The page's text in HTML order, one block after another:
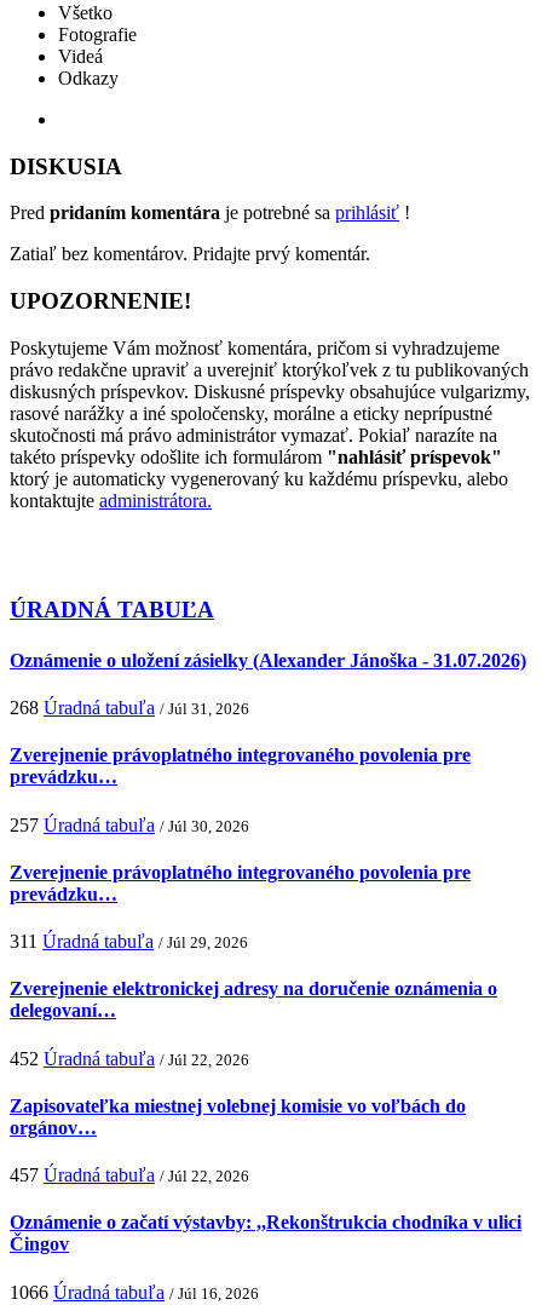
Všetko
Fotografie
Videá
Odkazy
DISKUSIA
Pred pridaním komentára je potrebné sa prihlásiť !
Zatiaľ bez komentárov. Pridajte prvý komentár.
UPOZORNENIE!
Poskytujeme Vám možnosť komentára, pričom si vyhradzujeme
právo redakčne upraviť a uverejniť ktorýkoľvek z tu publikovaných
diskusných príspevkov. Diskusné príspevky obsahujúce vulgarizmy,
rasové narážky a iné spoločensky, morálne a eticky neprípustné
skutočnosti má právo administrátor vymazať. Pokiaľ narazíte na
takéto príspevky odošlite ich formulárom "nahlásiť príspevok"
ktorý je automaticky vygenerovaný ku každému príspevku, alebo
kontaktujte administrátora.
ÚRADNÁ TABUĽA
Oznámenie o uložení zásielky (Alexander Jánoška - 31.07.2026)
268 Úradná tabuľa / Júl 31, 2026
Zverejnenie právoplatného integrovaného povolenia pre
prevádzku…
257 Úradná tabuľa / Júl 30, 2026
Zverejnenie právoplatného integrovaného povolenia pre
prevádzku…
311 Úradná tabuľa / Júl 29, 2026
Zverejnenie elektronickej adresy na doručenie oznámenia o
delegovaní…
452 Úradná tabuľa / Júl 22, 2026
Zapisovateľka miestnej volebnej komisie vo voľbách do
orgánov…
457 Úradná tabuľa / Júl 22, 2026
Oznámenie o začatí výstavby: ,,Rekonštrukcia chodníka v ulici
Čingov
1066 Úradná tabuľa / Júl 16, 2026